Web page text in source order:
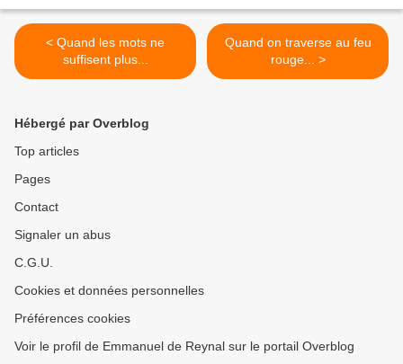
< Quand les mots ne
suffisent plus...
Quand on traverse au feu
rouge... >
Hébergé par Overblog
Top articles
Pages
Contact
Signaler un abus
C.G.U.
Cookies et données personnelles
Préférences cookies
Voir le profil de Emmanuel de Reynal sur le portail Overblog